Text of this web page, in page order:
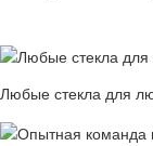
Любые стекла для